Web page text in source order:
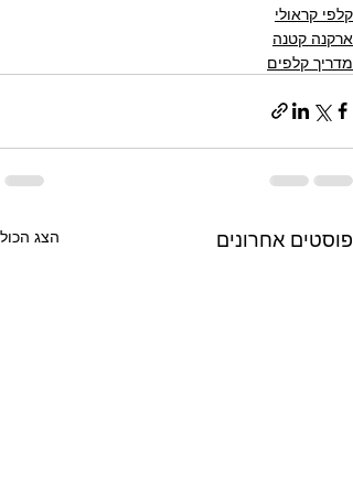
קלפי קראולי
ארקנה קטנה
מדריך קלפים
פוסטים אחרונים הצג הכול